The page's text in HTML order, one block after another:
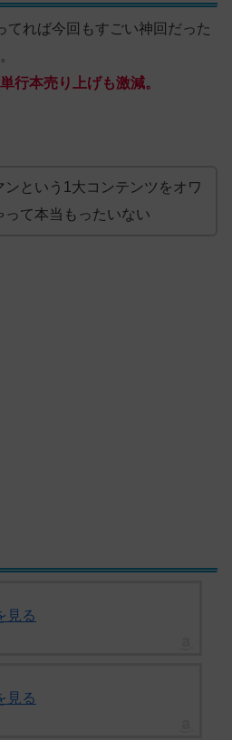
てれば今回もすごい神回だった
行本売り上げも激減。
ンという1大コンテンツをオワ
って本当もったいない
見る
見る